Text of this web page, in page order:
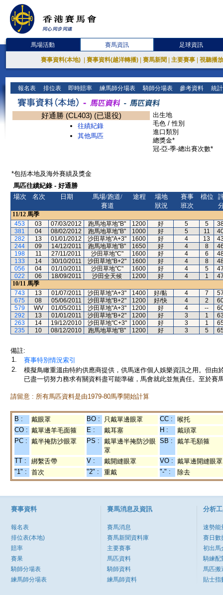
馬場活動 賽馬資訊 足球資訊
賽事資料(本地) 賽事資料(越洋轉播) 賽馬新聞 主要賽事 視聽播
報名表 排位表 即時賠率 練馬師分場表 騎師分場表 參考資料 統
好通勝 (CL403) (已退役)
往績紀錄
其他馬匹
出生地
毛色 / 性別
進口類別
總獎金*
冠-亞-季-總出賽次數*
*包括本地及海外賽績及獎金
馬匹往績紀錄 - 好通勝
場次
名次 日期
馬場/跑道/
賽道
途程
場地
狀況
賽事
班次
檔位
11/12 馬季
453
03 07/03/2012 跑馬地草地"B" 1200 好 5 5
381
04 08/02/2012 跑馬地草地"B" 1000 好 5 11
282
13 01/01/2012 沙田草地"A+3" 1600 好 4 13
244
09 14/12/2011 跑馬地草地"B" 1650 好 4 8
198
11 27/11/2011 沙田草地"C" 1600 好 4 6
133
14 30/10/2011 沙田草地"B+2" 1600 好 4 8
056
04 01/10/2011 沙田草地"C" 1600 好 4 5
022
06 18/09/2011 沙田全天候 1200 好 4 1
10/11 馬季
743
13 01/07/2011 沙田草地"A+3" 1400 好/黏 4 7
675
08 05/06/2011 沙田草地"B+2" 1200 好/快 4 2
579
WV 01/05/2011 沙田草地"A+3" 1200 好 4 --
292
13 01/01/2011 沙田草地"B+2" 1200 好 3 1
263
14 19/12/2010 沙田草地"C+3" 1000 好 3 1
235
10 08/12/2010 跑馬地草地"B" 1200 好 3 5
備註:
1.
賽事特別情況索引
2.
模擬鳥瞰重溫由特約供應商提供，供馬迷作個人娛樂資訊之用。但
已盡一切努力務求有關資料盡可能準確，馬會就此並無責任。至於賽
請留意 : 所有馬匹資料是由1979-80馬季開始計算
B : 戴眼罩 BO : 只戴單邊眼罩 CC :
喉托
CO : 戴單邊羊毛面箍 E : 戴耳塞 H :
戴頭罩
PC : 戴半掩防沙眼罩 PS :
戴單邊半掩防沙眼
罩
SB : 戴羊毛額箍
TT : 綁繫舌帶 V : 戴開縫眼罩 VO : 戴單邊開縫眼罩
"1" :
首次 "2" : 重戴 "-" : 除去
賽事資料
報名表
排位表(本地)
賠率
賽果
騎師分場表
練馬師分場表
賽馬消息及資訊
賽馬消息
賽馬新聞資料庫
主要賽事
馬匹資料
騎師資料
練馬師資料
分析
速勢能
賽日數
初出馬
騎練配
馬匹搬
貼士指